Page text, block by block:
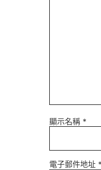
顯示名稱 *
電子郵件地址 *